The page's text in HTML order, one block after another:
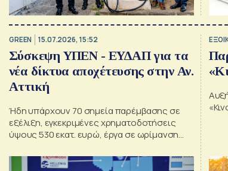
GREEN 15.07.2026, 15:52
Σύσκεψη ΥΠΕΝ - ΕΥΔΑΠ για τα
νέα δίκτυα αποχέτευσης στην Αν.
Αττική
Ήδη υπάρχουν 70 σημεία παρέμβασης σε
εξέλιξη, εγκεκριμένες χρηματοδοτήσεις
ύψους 530 εκατ. ευρώ, έργα σε ωρίμανση
με το ΥΠΕΝ